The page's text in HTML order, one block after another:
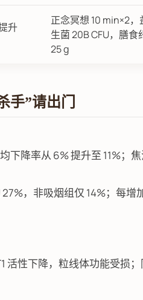
升
正念冥想 10 min×2，
生菌 20B CFU，膳食
25 g
”请出门
下降率从 6% 提升至 11%；
，非吸烟组仅 14%；每增
活性下降，粒线体功能受损